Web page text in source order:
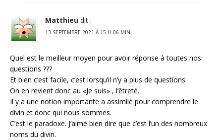
Matthieu dit :
13 SEPTEMBRE 2021 À 15 H 06 MIN
Quel est le meilleur moyen pour avoir réponse à toutes nos
questions ???
Et bien c’est facile, c’est lorsqu’il n’y a plus de questions.
On en revient donc au «Je suis» , l’êtreté.
Il y a une notion importante a assimilé pour comprendre le
divin et donc qui nous sommes.
C’est le paradoxe. J’aime bien dire que c’est l’un des nombreux
noms du divin.